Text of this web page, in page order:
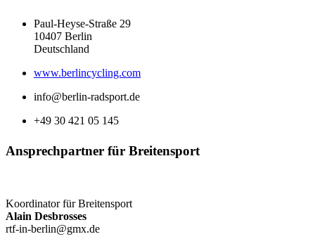
Paul-Heyse-Straße 29
10407 Berlin
Deutschland
www.berlincycling.com
info@berlin-radsport.de
+49 30 421 05 145
Ansprechpartner für Breitensport
Koordinator für Breitensport
Alain Desbrosses
rtf-in-berlin@gmx.de